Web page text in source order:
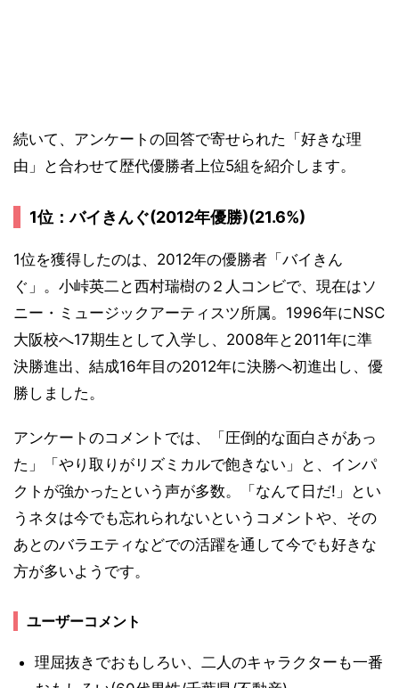
続いて、アンケートの回答で寄せられた「好きな理
由」と合わせて歴代優勝者上位5組を紹介します。
1位：バイきんぐ(2012年優勝)(21.6%)
1位を獲得したのは、2012年の優勝者「バイきん
ぐ」。小峠英二と西村瑞樹の２人コンビで、現在はソ
ニー・ミュージックアーティスツ所属。1996年にNSC
大阪校へ17期生として入学し、2008年と2011年に準
決勝進出、結成16年目の2012年に決勝へ初進出し、優
勝しました。
アンケートのコメントでは、「圧倒的な面白さがあっ
た」「やり取りがリズミカルで飽きない」と、インパ
クトが強かったという声が多数。「なんて日だ!」とい
うネタは今でも忘れられないというコメントや、その
あとのバラエティなどでの活躍を通して今でも好きな
方が多いようです。
ユーザーコメント
理屈抜きでおもしろい、二人のキャラクターも一番